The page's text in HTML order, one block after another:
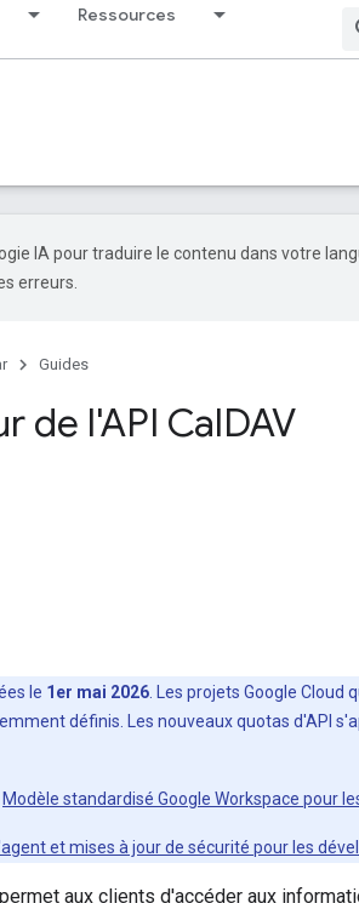
Ressources
IA pour traduire le contenu dans votre
erreurs.
Guides
de l'API CalDAV
le 1er mai 2026 . Les projets Google
définis. Les nouveaux quotas d'API
Modèle standardisé Google Workspace pour
et mises à jour de sécurité pour les
aux clients d'accéder aux